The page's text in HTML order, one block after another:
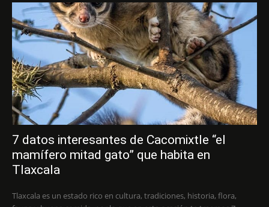
7 datos interesantes de Cacomixtle “el
mamífero mitad gato” que habita en
Tlaxcala
Tlaxcala es un estado rico en cultura, tradiciones, historia, flora,